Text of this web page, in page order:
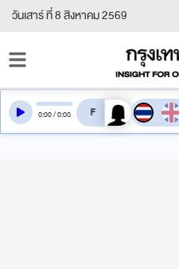
วันเสาร์ ที่ 8 สิงหาคม 2569
0:00/0:00 สลับเสียงอ่าน